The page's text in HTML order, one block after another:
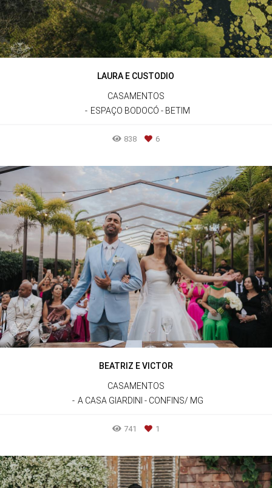
LAURA E CUSTODIO
CASAMENTOS
ESPAÇO BODOCÓ - BETIM
838 6
BEATRIZ E VICTOR
CASAMENTOS
A CASA GIARDINI - CONFINS/ MG
741 1